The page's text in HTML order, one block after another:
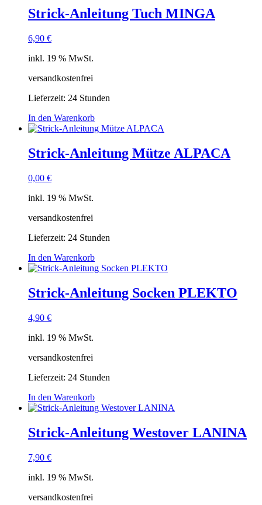
Strick-Anleitung Tuch MINGA
6,90 €
inkl. 19 % MwSt.
versandkostenfrei
Lieferzeit: 24 Stunden
In den Warenkorb
Strick-Anleitung Mütze ALPACA
0,00 €
inkl. 19 % MwSt.
versandkostenfrei
Lieferzeit: 24 Stunden
In den Warenkorb
Strick-Anleitung Socken PLEKTO
4,90 €
inkl. 19 % MwSt.
versandkostenfrei
Lieferzeit: 24 Stunden
In den Warenkorb
Strick-Anleitung Westover LANINA
7,90 €
inkl. 19 % MwSt.
versandkostenfrei